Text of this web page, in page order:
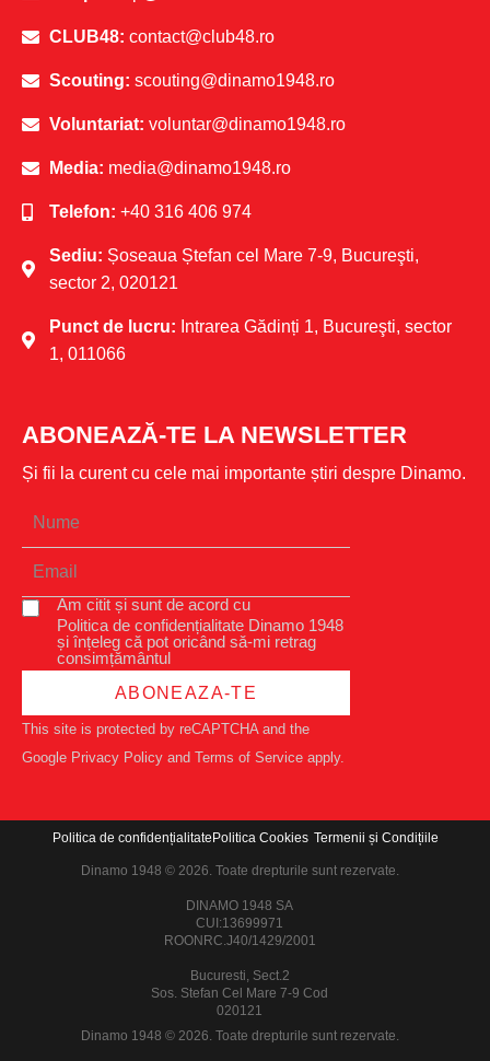
CLUB48: contact@club48.ro
Scouting: scouting@dinamo1948.ro
Voluntariat: voluntar@dinamo1948.ro
Media: media@dinamo1948.ro
Telefon: +40 316 406 974
Sediu: Șoseaua Ștefan cel Mare 7-9, Bucureşti,
sector 2, 020121
Punct de lucru: Intrarea Gădinți 1, Bucureşti, sector
1, 011066
ABONEAZĂ-TE LA NEWSLETTER
Și fii la curent cu cele mai importante știri despre Dinamo.
Am citit și sunt de acord cu
Politica de confidențialitate Dinamo 1948
și înțeleg că pot oricând să-mi retrag
consimțământul
ABONEAZA-TE
This site is protected by reCAPTCHA and the
Google Privacy Policy and Terms of Service apply.
Politica de confidențialitate Politica Cookies Termenii și Condițiile
Dinamo 1948 © 2026. Toate drepturile sunt rezervate.
DINAMO 1948 SA
CUI:13699971
ROONRC.J40/1429/2001
Bucuresti, Sect.2
Sos. Stefan Cel Mare 7-9 Cod
020121
Dinamo 1948 © 2026. Toate drepturile sunt rezervate.